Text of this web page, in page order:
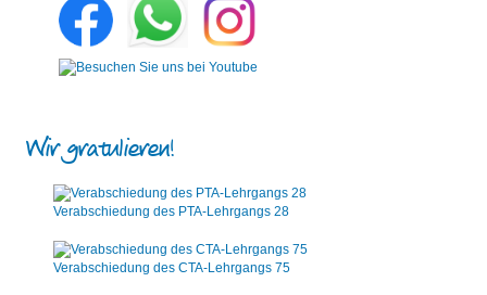
Wir gratulieren!
Verabschiedung des PTA-Lehrgangs 28
Verabschiedung des CTA-Lehrgangs 75